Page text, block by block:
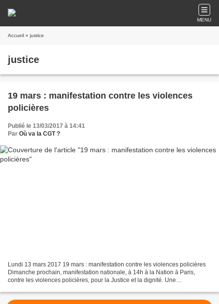
MENU
Accueil » justice
justice
19 mars : manifestation contre les violences
policières
Publié le 13/03/2017 à 14:41
Par Où va la CGT ?
Lundi 13 mars 2017 19 mars : manifestation contre les violences policières
Dimanche prochain, manifestation nationale, à 14h à la Nation à Paris,
contre les violences policières, pour la Justice et la dignité. Une